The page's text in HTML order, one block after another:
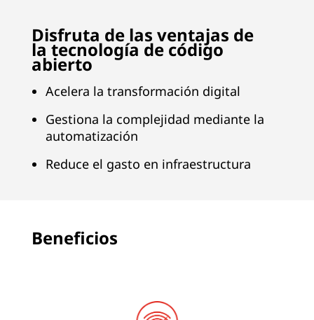
Disfruta de las ventajas de
la tecnología de código
abierto
Acelera la transformación digital
Gestiona la complejidad mediante la
automatización
Reduce el gasto en infraestructura
Beneficios